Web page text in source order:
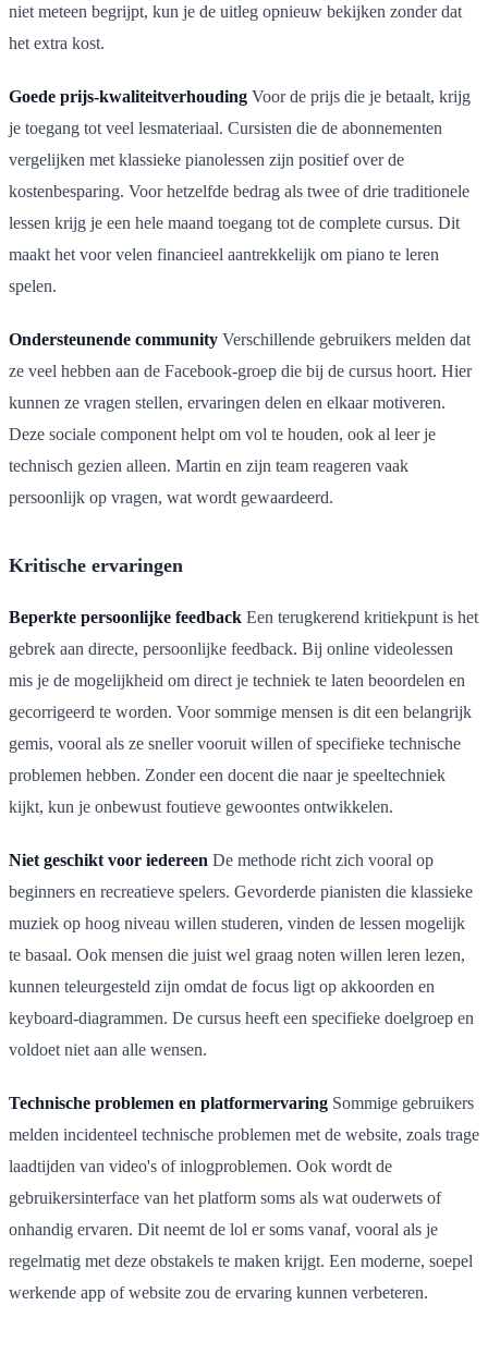
niet meteen begrijpt, kun je de uitleg opnieuw bekijken zonder dat
het extra kost.
Goede prijs-kwaliteitverhouding Voor de prijs die je betaalt, krijg
je toegang tot veel lesmateriaal. Cursisten die de abonnementen
vergelijken met klassieke pianolessen zijn positief over de
kostenbesparing. Voor hetzelfde bedrag als twee of drie traditionele
lessen krijg je een hele maand toegang tot de complete cursus. Dit
maakt het voor velen financieel aantrekkelijk om piano te leren
spelen.
Ondersteunende community Verschillende gebruikers melden dat
ze veel hebben aan de Facebook-groep die bij de cursus hoort. Hier
kunnen ze vragen stellen, ervaringen delen en elkaar motiveren.
Deze sociale component helpt om vol te houden, ook al leer je
technisch gezien alleen. Martin en zijn team reageren vaak
persoonlijk op vragen, wat wordt gewaardeerd.
Kritische ervaringen
Beperkte persoonlijke feedback Een terugkerend kritiekpunt is het
gebrek aan directe, persoonlijke feedback. Bij online videolessen
mis je de mogelijkheid om direct je techniek te laten beoordelen en
gecorrigeerd te worden. Voor sommige mensen is dit een belangrijk
gemis, vooral als ze sneller vooruit willen of specifieke technische
problemen hebben. Zonder een docent die naar je speeltechniek
kijkt, kun je onbewust foutieve gewoontes ontwikkelen.
Niet geschikt voor iedereen De methode richt zich vooral op
beginners en recreatieve spelers. Gevorderde pianisten die klassieke
muziek op hoog niveau willen studeren, vinden de lessen mogelijk
te basaal. Ook mensen die juist wel graag noten willen leren lezen,
kunnen teleurgesteld zijn omdat de focus ligt op akkoorden en
keyboard-diagrammen. De cursus heeft een specifieke doelgroep en
voldoet niet aan alle wensen.
Technische problemen en platformervaring Sommige gebruikers
melden incidenteel technische problemen met de website, zoals trage
laadtijden van video's of inlogproblemen. Ook wordt de
gebruikersinterface van het platform soms als wat ouderwets of
onhandig ervaren. Dit neemt de lol er soms vanaf, vooral als je
regelmatig met deze obstakels te maken krijgt. Een moderne, soepel
werkende app of website zou de ervaring kunnen verbeteren.